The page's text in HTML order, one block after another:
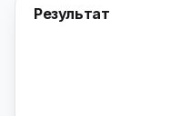
Результат